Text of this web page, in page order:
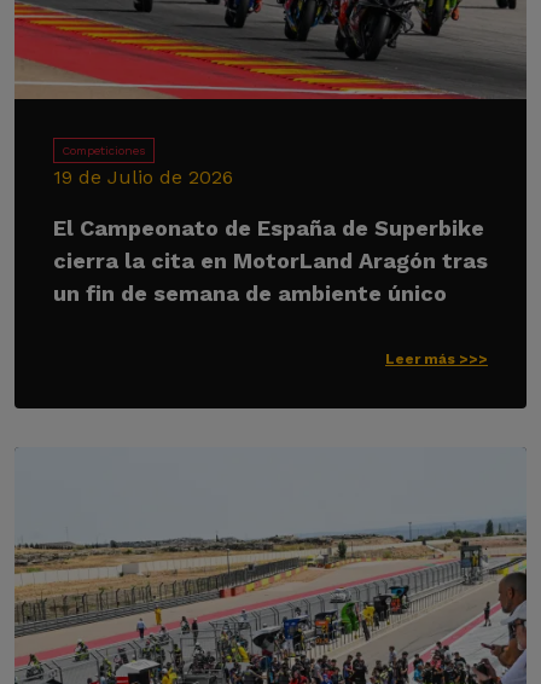
Competiciones
19 de Julio de 2026
El Campeonato de España de Superbike
cierra la cita en MotorLand Aragón tras
un fin de semana de ambiente único
Leer más >>>